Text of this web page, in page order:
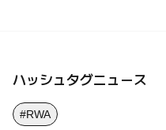
ハッシュタグニュース
#RWA